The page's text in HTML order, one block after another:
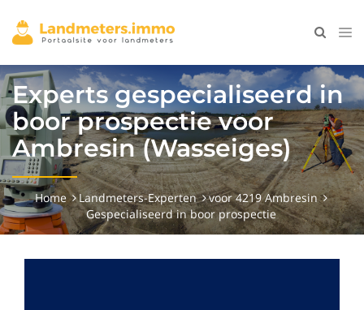
Experts gespecialiseerd in
boor prospectie voor
Ambresin (Wasseiges)
Home Landmeters-Experten
voor 4219 Ambresin
Gespecialiseerd in boor prospectie